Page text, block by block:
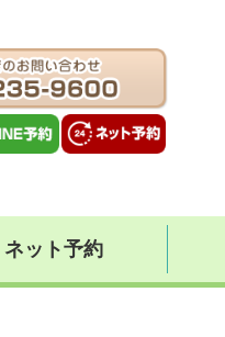
ネット予約